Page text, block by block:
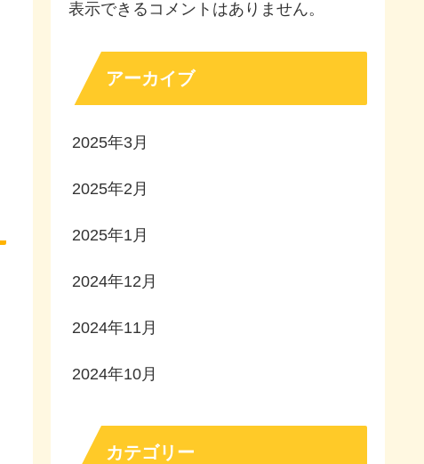
表示できるコメントはありません。
アーカイブ
2025年3月
2025年2月
2025年1月
2024年12月
2024年11月
2024年10月
カテゴリー